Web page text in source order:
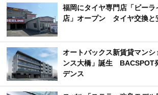
福岡にタイヤ専門店「ビー
店」オープン タイヤ交換と
オートバックス新賃貸マン
ンス大橋」誕生 BACSPOT
デンス